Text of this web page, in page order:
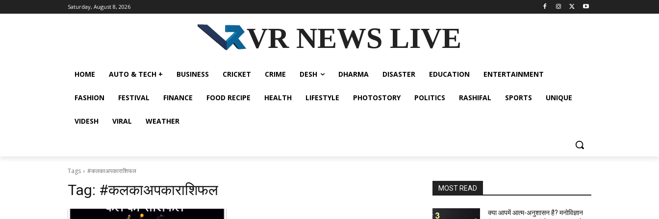
Saturday, August 8, 2026
VR NEWS LIVE
HOME AUTO & TECH + BUSINESS CRICKET CRIME DESH DHARMA DISASTER EDUCATION ENTERTAINMENT
FASHION FESTIVAL FINANCE FOOD RECIPE HEALTH LIFESTYLE PHOTOSTORY POLITICS RASHIFAL SPORTS UNIQUE
VIDESH VIRAL WEATHER
Tags #कलकाअपकाराशिफल
Tag: #कलकाअपकाराशिफल MOST READ
क्या आपमें आत्म-अनुशासन है? मनोविज्ञान